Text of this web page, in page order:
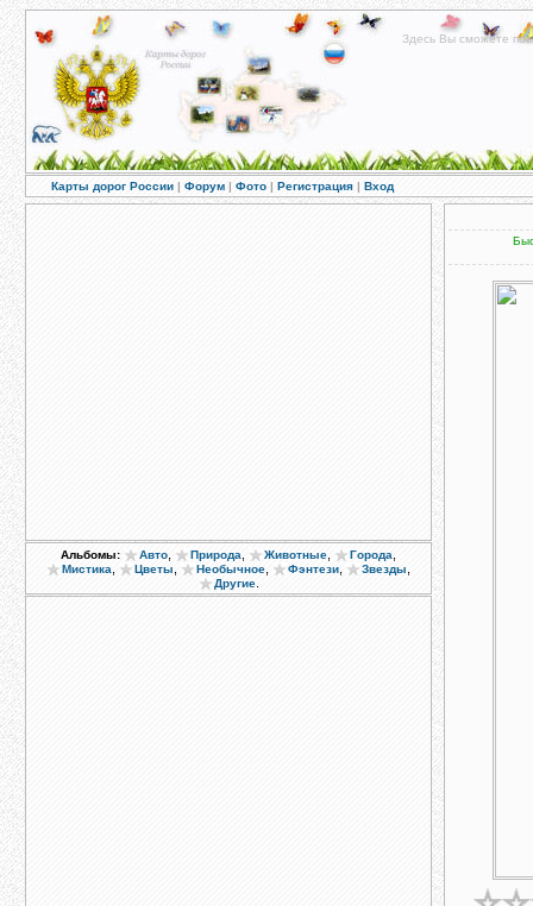
Здесь Вы сможете
Карты дорог России | Форум | Фото | Регистрация | Вход
Альбомы: Авто Природа Животные Города
Мистика Цветы Необычное Фэнтези Звезды
Другие.